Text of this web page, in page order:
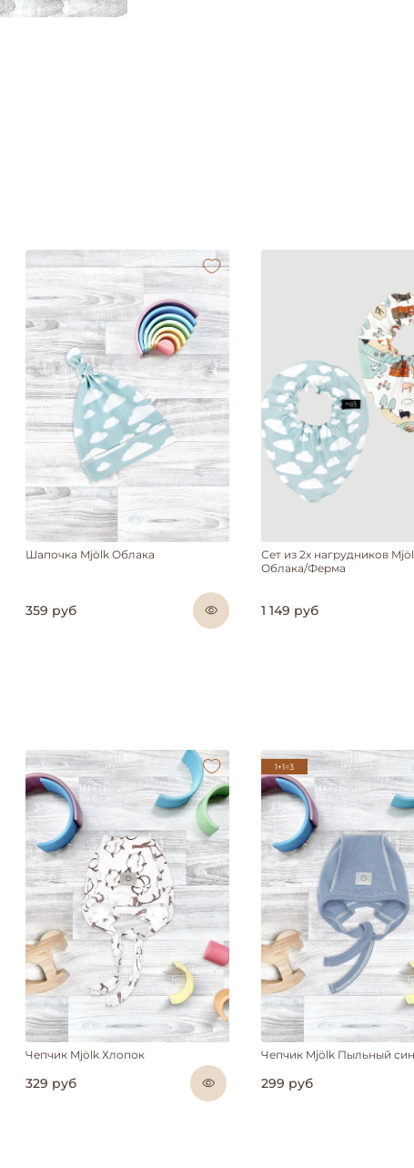
Шапочка Mjölk Облака
359 руб
Сет из 2х нагрудников
Облака/Ферма
1 149 руб
Чепчик Mjölk Хлопок
329 руб
1+1=3
Чепчик Mjölk Пыльный
299 руб